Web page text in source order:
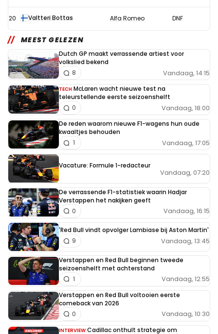
20 Valtteri Bottas Alfa Romeo DNF
MEEST GELEZEN
Dutch GP maakt verrassende artiest voor
volkslied bekend
Vandaag, 14:15
8
TECH McLaren wacht nieuwe test na
teleurstellende eerste seizoenshelft
Vandaag, 18:00
0
De reden waarom nieuwe F1-wagens hun oude
kwaaltjes behouden
Vandaag, 17:05
1
Vacature: Formule 1-redacteur
Vandaag, 07:20
De verrassende F1-statistiek waarin Hadjar
Verstappen het nakijken geeft
Vandaag, 16:15
0
'Red Bull vindt opvolger Lambiase bij Aston Martin'
Vandaag, 13:45
9
Verstappen en Red Bull beginnen tweede
seizoenshelft met achterstand
Vandaag, 12:55
1
Verstappen en Red Bull voltooien eerste
comeback van 2026
Vandaag, 10:30
0
INTERVIEW Cadillac onthult strategie om